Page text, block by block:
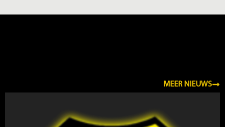
MEER NIEUWS